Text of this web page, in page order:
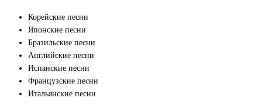
Корейские песни
Японские песни
Бразильские песни
Английские песни
Испанские песни
Французские песни
Итальянские песни